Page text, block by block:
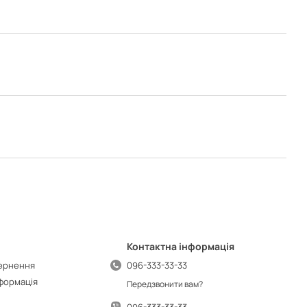
Контактна інформація
096-333-33-33
Передзвонити вам?